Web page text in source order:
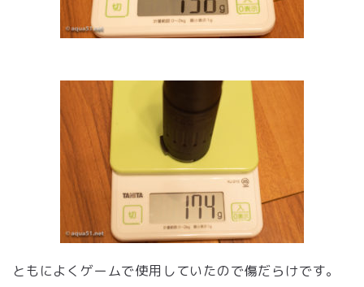
ともによくゲームで使用していたので傷だらけです。